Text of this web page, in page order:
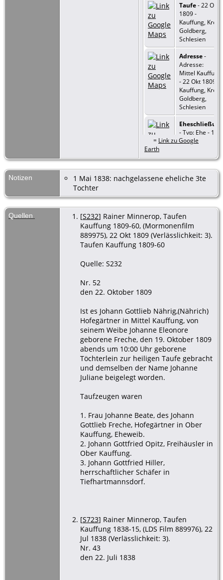
Taufe- 22 Okt
1809 -
Kauffung, Kreis
Goldberg,
Schlesien
Adresse-
Adresse:
Mittel Kauffung
- 22 Okt 1809 -
Kauffung, Kreis
Goldberg,
Schlesien
Eheschließung
- Typ: Ehe - 1
Mai 1838 -
Goldberg,
= Link zu Google
Earth
Notizen
1 Mai 1838: nachgelassene eheliche 3te
Tochter
Quellen [S232] Rainer Minnerop, Taufen
Kauffung 1809-60, (Mormonenfilm
889975), 22 Okt 1809 (Verlässlichkeit: 3).
Taufen Kauffung 1809-60
Quelle: S232
Nr. 52
den 22. Oktober 1809
Ist es Johann Gottlieb Nährig,(Nährich)
Hofegärtner in Mittel Kauffung, von
seinem Weibe Johanne Eleonore
geborene Freche, den 19. Oktober 1809
abends um 10:00 Uhr geborene
Töchterlein zur heiligen Taufe gebracht
und demselben der Name Johanne
Juliane beigelegt worden.
Taufzeugen waren
1. Frau Johanne Beate, des Johann
Gottlieb Freche, Hofegärtner in Ober
Kauffung, Eheweib.
2. Johann Gottfried Opitz, Freihäusler in
Ober Kauffung.
3. Johann Gottfried Hiller,
herrschaftlicher Schäfer in
Tiefhartmannsdorf.
[S723] Rainer Minnerop, Taufen
Kauffung 1838-15, (LDS Film 889976), 22
Jul 1838 (Verlässlichkeit: 3).
Nr. 43
den 22. Juli 1838